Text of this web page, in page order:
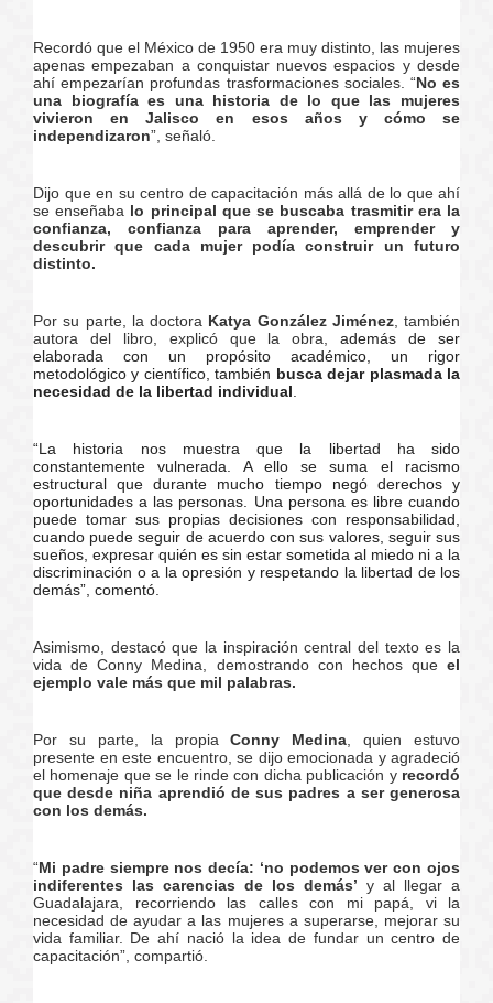
Recordó que el México de 1950 era muy distinto, las mujeres
apenas empezaban a conquistar nuevos espacios y desde
ahí empezarían profundas trasformaciones sociales. “No es
una biografía es una historia de lo que las mujeres
vivieron en Jalisco en esos años y cómo se
independizaron”, señaló.
Dijo que en su centro de capacitación más allá de lo que ahí
se enseñaba lo principal que se buscaba trasmitir era la
confianza, confianza para aprender, emprender y
descubrir que cada mujer podía construir un futuro
distinto.
Por su parte, la doctora Katya González Jiménez, también
autora del libro, explicó que la obra,además de ser
elaborada con un propósito académico, un rigor
metodológico y científico, también busca dejar plasmada la
necesidad de la libertad individual
“La historia nos muestra que la libertad ha sido
constantemente vulnerada. A ello se suma el racismo
estructural que durante mucho tiempo negó derechos y
oportunidades a las personas. Una persona es libre cuando
puede tomar sus propias decisiones con responsabilidad,
cuando puede seguir de acuerdo con sus valores, seguir sus
sueños, expresar quién es sin estar sometida al miedo ni a la
discriminación o a la opresión y respetando la libertad de los
demás”, comentó.
Asimismo, destacó que la inspiración central del texto es la
vida de Conny Medina, demostrando con hechos que el
ejemplo vale más que mil palabras.
Por su parte, la propiaConny Medina , quien estuvo
presente en este encuentro, se dijo emocionada y agradeció
el homenaje que se le rinde con dicha publicación y recordó
que desde niña aprendió de sus padres a ser generosa
con los demás.
“Mi padre siempre nos decía: ‘no podemos ver con ojos
indiferentes las carencias de los demás’ y al llegar a
Guadalajara, recorriendo las calles con mi papá, vi la
necesidad de ayudar a las mujeres a superarse, mejorar su
vida familiar. De ahí nació la idea de fundar un centro de
capacitación”, compartió.